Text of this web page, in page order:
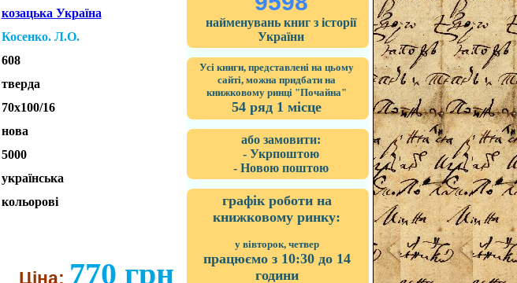
козацька Україна
Косенко. Л.О.
608
тверда
70х100/16
нова
5000
українська
кольорові
Ціна: 770 грн
найменувань книг з історії
України
Усі книги, представлені на цьому
сайті, можна придбати на
книжковому ринці "Почайна"
54 ряд 1 місце
або замовити:
- Укрпоштою
- Новою поштою
графік роботи на
книжковому ринку:
у вівторок, четвер
працюємо з 10:30 до 14
години